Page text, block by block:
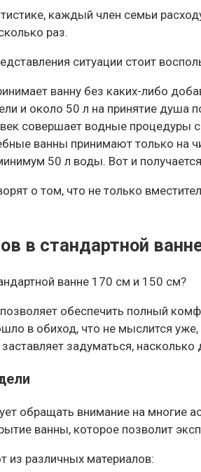
каждый член семьи
раз.
ситуации стоит
ванну без каких-либо
и около 50 л на принятие душа
совершает водные процедуры
ванны принимают только на
50 л воды. Вот и
о том, что не только
в стандартной
ванне 170 см и 150 см?
обеспечить полный
в обиход, что не мыслится
задуматься, насколько
обращать внимание на многие
ванны, которое позволит
из различных материалов: